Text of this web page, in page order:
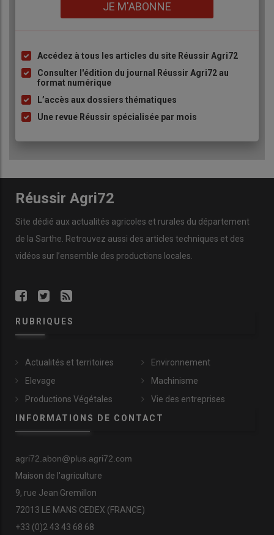
JE M'ABONNE
Liste
à
puce
Accédez à tous les articles du site Réussir Agri72
Consulter l'édition du journal Réussir Agri72 au
format numérique
L’accès aux dossiers thématiques
Une revue Réussir spécialisée par mois
Réussir Agri72
Site dédié aux actualités agricoles et rurales du département
de la Sarthe. Retrouvez aussi des articles techniques et des
vidéos sur l’ensemble des productions locales.
RUBRIQUES
Actualités et territoires
Elevage
Productions Végétales
Environnement
Machinisme
Vie des entreprises
INFORMATIONS DE CONTACT
agri72.abon@plus.agri72.com
Maison de l'agriculture
9, rue Jean Gremillon
72013 LE MANS CEDEX (FRANCE)
+33 (0)2 43 43 68 68